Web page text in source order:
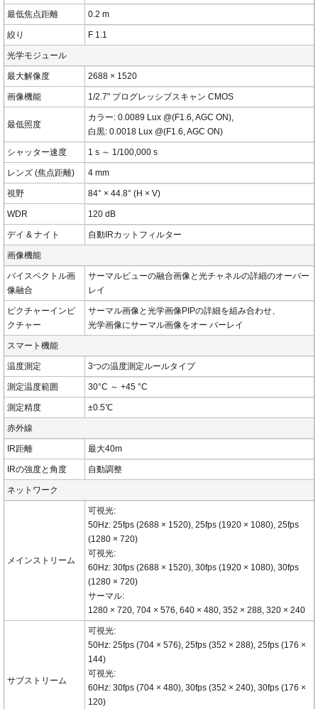
最低焦点距離 0.2 m
絞り F 1.1
光学モジュール
最大解像度 2688 × 1520
画像機能 1/2.7" プログレッシブスキャン CMOS
最低照度
カラー: 0.0089 Lux @(F1.6, AGC ON),
白黒: 0.0018 Lux @(F1.6, AGC ON)
シャッター速度 1 s ～ 1/100,000 s
レンズ (焦点距離) 4 mm
視野 84° × 44.8° (H × V)
WDR 120 dB
デイ & ナイト 自動IRカットフィルター
画像機能
バイスペクトル画
像融合
サーマルビューの融合画像と光チャネルの詳細のオーバー
レイ
ピクチャーインピ
クチャー
サーマル画像と光学画像PIPの詳細を組み合わせ、
光学画像にサーマル画像をオー バーレイ
スマート機能
温度測定 3つの温度測定ルールタイプ
測定温度範囲 30°C ～ +45 °C
測定精度 ±0.5℃
赤外線
IR距離 最大40m
IRの強度と角度 自動調整
ネットワーク
メインストリーム
可視光:
50Hz: 25fps (2688 × 1520), 25fps (1920 × 1080), 25fps
(1280 × 720)
可視光:
60Hz: 30fps (2688 × 1520), 30fps (1920 × 1080), 30fps
(1280 × 720)
サーマル:
1280 × 720, 704 × 576, 640 × 480, 352 × 288, 320 × 240
サブストリーム
可視光:
50Hz: 25fps (704 × 576), 25fps (352 × 288), 25fps (176 ×
144)
可視光:
60Hz: 30fps (704 × 480), 30fps (352 × 240), 30fps (176 ×
120)